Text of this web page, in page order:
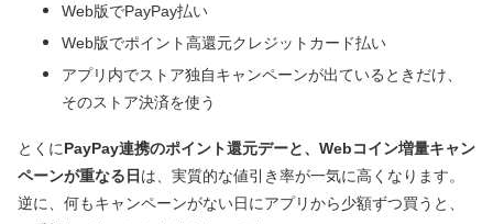
Web版でPayPay払い
Web版でポイント高還元クレジットカード払い
アプリ内でストア独自キャンペーンが出ているときだけ、
そのストア決済を使う
とくにPayPay連携のポイント還元デーと、Webコイン増量キャン
ペーンが重なる日 は、実質的な値引き率が一気に高くなります。
逆に、何もキャンペーンがない日にアプリから少額ずつ買うと、